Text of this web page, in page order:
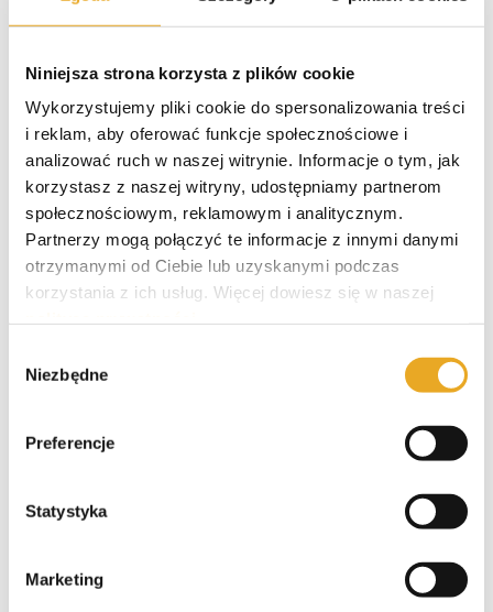
Niniejsza strona korzysta z plików cookie
Wykorzystujemy pliki cookie do spersonalizowania treści
i reklam, aby oferować funkcje społecznościowe i
analizować ruch w naszej witrynie. Informacje o tym, jak
korzystasz z naszej witryny, udostępniamy partnerom
społecznościowym, reklamowym i analitycznym.
Partnerzy mogą połączyć te informacje z innymi danymi
otrzymanymi od Ciebie lub uzyskanymi podczas
korzystania z ich usług. Więcej dowiesz się w naszej
zgody
Niezbędne
Preferencje
Statystyka
Marketing
09/09/19 Dla zadłużonych Poradniki
Zadłużenie w BIK jest częstym zjawiskiem
wśród Polaków, którzy biorą pożyczki dla
zadłużonych. Większość firm
pożyczkowych czy kredytowych ma prawo
poinformować BIK o tym, że jego klient
zalega z płatnością. Wpis do bazy BIK
wykonuje [...]